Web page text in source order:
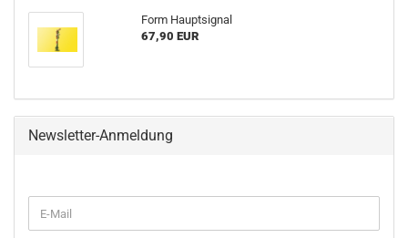
Form Hauptsignal
67,90 EUR
Newsletter-Anmeldung
ZUR
E-
Mail